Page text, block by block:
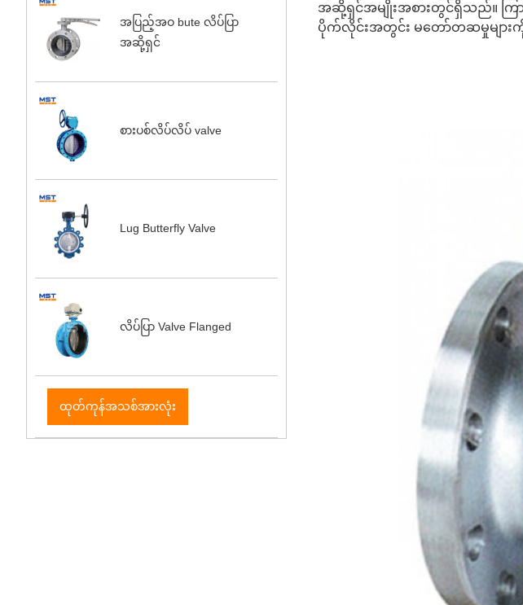
အပြည့်အဝ bute လိပ်ပြာ
အဆို့ရှင်
စားပစ်လိပ်လိပ် valve
Lug Butterfly Valve
လိပ်ပြာ Valve Flanged
ထုတ်ကုန်အသစ်အားလုံး
အဆို့ရှင်အမျိုးအစားတွင်ရှိသည်။ ကြ
ပိုက်လိုင်းအတွင်း မတော်တဆမှုများ